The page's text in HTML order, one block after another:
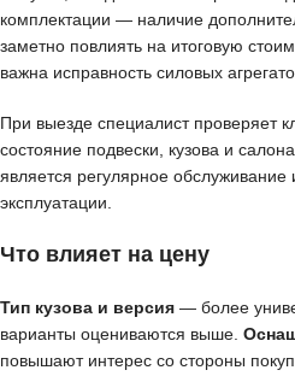
комплектации — наличие
заметно повлиять на итоговую
важна исправность силовых
При выезде специалист проверяет
состояние подвески, кузова и
является регулярное обслуживание
эксплуатации.
Что влияет на цену
Тип кузова и версия — более
варианты оцениваются выше.
повышают интерес со стороны